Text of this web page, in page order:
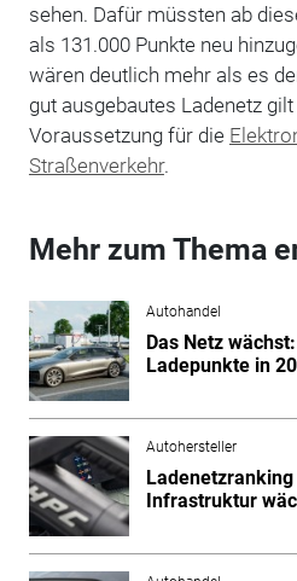
sehen. Dafür müssten ab
als 131.000 Punkte neu
wären deutlich mehr als es
gut ausgebautes Ladenetz
Voraussetzung für die
Straßenverkehr.
Mehr zum Thema
Autohandel
Das Netz
Ladepunkte in
Autohersteller
Infrastruktur